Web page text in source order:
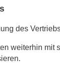
des
weiterhin